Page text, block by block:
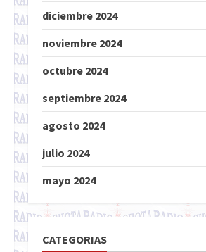
diciembre 2024
noviembre 2024
octubre 2024
septiembre 2024
agosto 2024
julio 2024
mayo 2024
CATEGORIAS